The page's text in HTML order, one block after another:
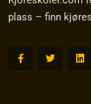
plass – finn